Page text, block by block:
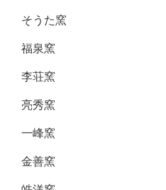
そうた窯
福泉窯
李荘窯
亮秀窯
一峰窯
金善窯